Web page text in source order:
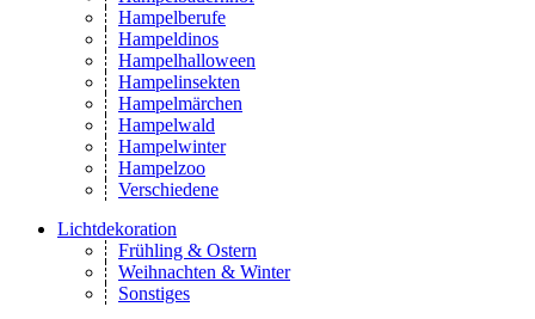
Hampelberufe
Hampeldinos
Hampelhalloween
Hampelinsekten
Hampelmärchen
Hampelwald
Hampelwinter
Hampelzoo
Verschiedene
Lichtdekoration
Frühling & Ostern
Weihnachten & Winter
Sonstiges